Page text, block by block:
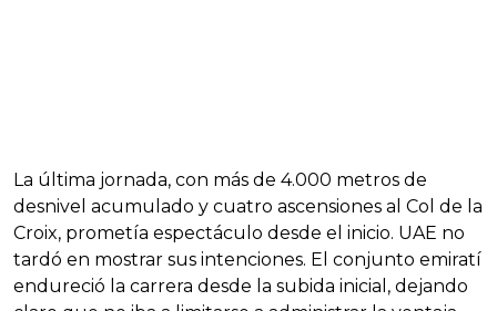
La última jornada, con más de 4.000 metros de
desnivel acumulado y cuatro ascensiones al Col de la
Croix, prometía espectáculo desde el inicio. UAE no
tardó en mostrar sus intenciones. El conjunto emiratí
endureció la carrera desde la subida inicial, dejando